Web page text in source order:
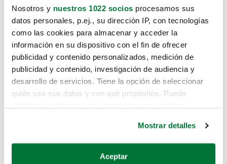
Nosotros y nuestros 1022 socios procesamos sus
datos personales, p.ej., su dirección IP, con tecnologías
como las cookies para almacenar y acceder la
información en su dispositivo con el fin de ofrecer
publicidad y contenido personalizados, medición de
publicidad y contenido, investigación de audiencia y
desarrollo de servicios. Tiene la opción de seleccionar
quién usa sus datos y con qué propósitos. Puede
Si lo permite, también quisiéramos:
Mostrar detalles
Aceptar
Lo sentimos, no sabemos como
te hemos traido hasta aquí.
Pero puedes encontrar el coche que estás
buscando en alguno de estos enlaces:
Coches de segunda mano